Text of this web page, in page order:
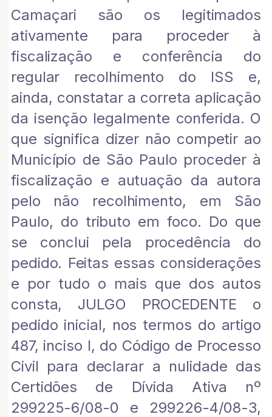
Camaçari são os legitimados
ativamente para proceder à
fiscalização e conferência do
regular recolhimento do ISS e,
ainda, constatar a correta aplicação
da isenção legalmente conferida. O
que significa dizer não competir ao
Município de São Paulo proceder à
fiscalização e autuação da autora
pelo não recolhimento, em São
Paulo, do tributo em foco. Do que
se conclui pela procedência do
pedido. Feitas essas considerações
e por tudo o mais que dos autos
consta, JULGO PROCEDENTE o
pedido inicial, nos termos do artigo
487, inciso I, do Código de Processo
Civil para declarar a nulidade das
Certidões de Dívida Ativa nº
299225-6/08-0 e 299226-4/08-3,